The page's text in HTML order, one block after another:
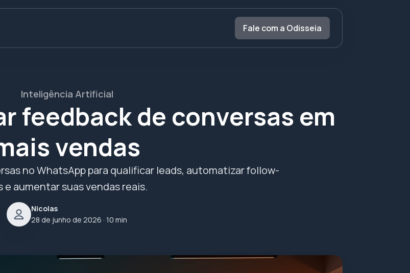
Fale com a Odisseia
Inteligência Artificial
feedback de conversas em
vendas
no WhatsApp para qualificar leads, automatizar follow-
e aumentar suas vendas reais.
Nicolas
28 de junho de 2026 · 10 min